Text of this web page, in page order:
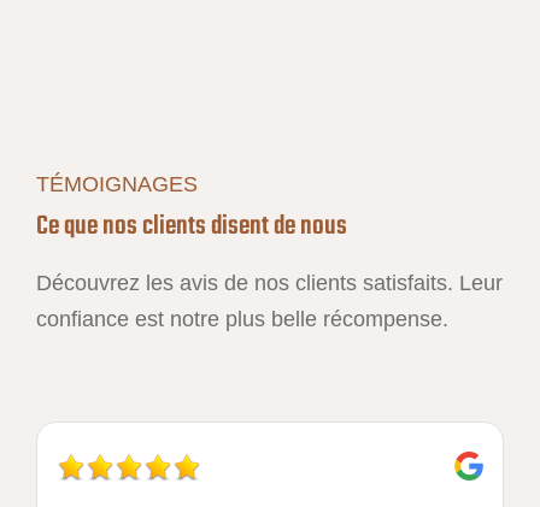
TÉMOIGNAGES
Ce que nos clients disent de nous
Découvrez les avis de nos clients satisfaits. Leur
confiance est notre plus belle récompense.